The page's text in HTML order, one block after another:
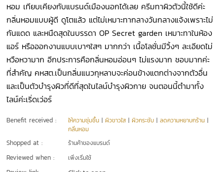
หอม เทียบเคียงกับแบรนด์เมืองนอกได้เลย ครีมทาผิวตัวนี้ใช้ดีค่ะ
กลิ่นหอมแบบผู้ดี ดูโตแล้ว แต่ไม่เหมาะทากลางวันกลางแจ้งเพราะไม่
กันแดด และหนืดสุดในบรรดา OP Secret garden เหมาะทาในห้อง
แอร์ หรือออกงานแบบเบาๆใสๆ มากกว่า เนื้อโลชั่นมีวิ้งๆ ละเอียดไม่
หวือหวามาก อีกประการคือกลิ่นหอมอ่อนๆ ไม่แรงมาก ชอบมากค่ะ
ที่สำคัญ คหสต.เป็นกลิ่นแนวกุหลาบจะค่อนข้างแตกต่างจากตัวอื่น
และเป็นตัวบำรุงผิวที่ดีที่สุดในไลน์บำรุงผิวกาย จนตอนนี้ตำมาทั้ง
ไลน์ค่ะเริ่ดเว่อร์
Benefit received : ให้ความชุ่มชื้น |ผิวขาวใส |ผิวกระชับ |ลดความหยาบกร้าน |
กลิ่นหอม
Shopped at : ร้านค้าของแบรนด์
Reviewed when : เพิ่งเริ่มใช้